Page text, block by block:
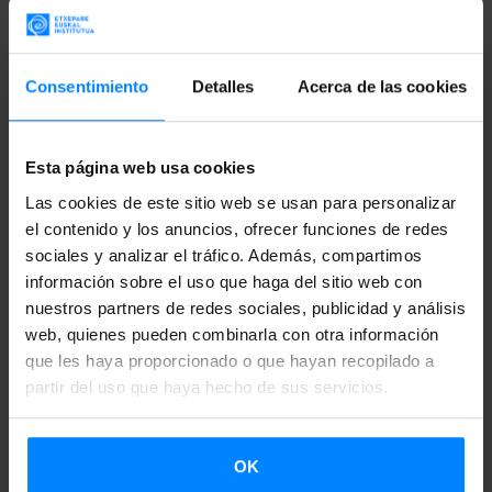
Consentimiento Detalles Acerca de las cookies
Esta página web usa cookies
Las cookies de este sitio web se usan para personalizar
el contenido y los anuncios, ofrecer funciones de redes
sociales y analizar el tráfico. Además, compartimos
información sobre el uso que haga del sitio web con
nuestros partners de redes sociales, publicidad y análisis
web, quienes pueden combinarla con otra información
que les haya proporcionado o que hayan recopilado a
partir del uso que haya hecho de sus servicios.
OK
videoconferencia con la universidad
Universität zu Kiel(Kiel) sobre“La obsesión por la
memoria en la literatura vasca”.
Difusión del Euskera del Instituto Vasco Etxepare, está
cumpliendo una apretada agenda estos días, ya que ofrece
diversas ponencias y charlas enuniversidades alemanas.
El pasado 29 de junio visitó la Freie Universität de Berlin
para hablar sobre“ La obsesión por el pasado en la
literatura vasca". También aprovechó la oportunidad para
reunirse con los responsables del lectorado de Euskera y
Cultura vasca que tiene el Instituto en la Universidad, para
reforzar el convenio y plantear un programa de movilidad